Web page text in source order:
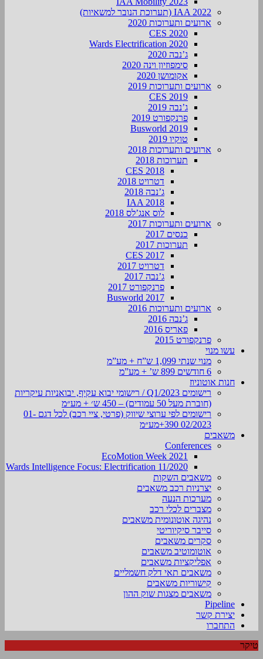
IAA 2022 (תערוכת הנובר למשאיות)
ארועים ותערוכות 2020
CES 2020
Wards Electrification 2020
ג’נבה 2020
סימפוזיון וינה 2020
אקומושן 2020
ארועים ותערוכות 2019
CES 2019
ג’נבה 2019
פרנקפורט 2019
Busworld 2019
טוקיו 2019
ארועים ותערוכות 2018
תערוכות 2018
CES 2018
דטרויט 2018
ג’נבה 2018
IAA 2018
לוס אנג’לס 2018
ארועים ותערוכות 2017
כנסים 2017
תערוכות 2017
CES 2017
דטרויט 2017
ג’נבה 2017
פרנקפורט 2017
Busworld 2017
ארועים ותערוכות 2016
ג’נבה 2016
פאריס 2016
פרנקפורט 2015
עשו מנוי
מנוי שנתי 1,099 ש”ח + מע”מ
6 חודשים 899 ש’ + מע”מ
חנות אוטוניוז
רישומים Q1/2023 / רישומי יבוא עקיף, יבואניות עיקריות
(חוברת מעל 50 עמודים) – 450 ש׳ + מע״מ
רישומים לפי ערוצי שיווק (פרטי, ציי רכב) לכל דגם 01-
02/2023 390+מע״מ
משאבים
Conferences
EcoMotion Week 2021
Wards Intelligence Focus: Electrification 11/2020
משאבים השקות
יצרניות רכב משאבים
מערכות הנעה
מצברים לכלי רכב
נהיגה אוטונומית משאבים
סייבר סיקיוריטי
סקרים משאבים
אוטומוטיב משאבים
אפליקציות משאבים
משאבים תאי דלק חשמליים
קישוריות משאבים
משאבים מצגות שוק ההון
Pipeline
יצירת קשר
התחברו
טיקר